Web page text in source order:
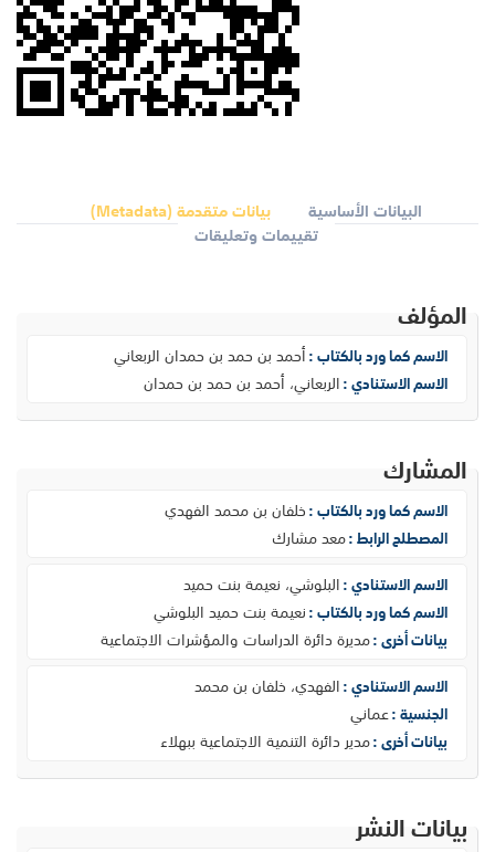
البيانات الأساسية
بيانات متقدمة (Metadata)
تقييمات وتعليقات
المؤلف
الاسم كما ورد بالكتاب :أحمد بن حمد بن حمدان الربعاني
الاسم الاستنادي :الربعاني، أحمد بن حمد بن حمدان
المشارك
الاسم كما ورد بالكتاب :خلفان بن محمد الفهدي
المصطلح الرابط :معد مشارك
الاسم الاستنادي :البلوشي، نعيمة بنت حميد
الاسم كما ورد بالكتاب :نعيمة بنت حميد البلوشي
بيانات أخرى :مديرة دائرة الدراسات والمؤشرات الاجتماعية
الاسم الاستنادي :الفهدي، خلفان بن محمد
الجنسية :عماني
بيانات أخرى :مدير دائرة التنمية الاجتماعية ببهلاء
بيانات النشر